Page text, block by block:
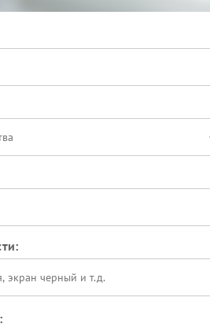
компонентов. Специалисты
— обеспечьте бесперебойную